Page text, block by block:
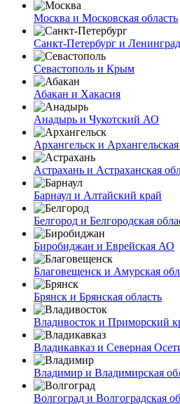
Москва и Московская область
Санкт-Петербург и
Севастополь и Крым
Абакан и Хакасия
Анадырь и Чукотский АО
Архангельск и Архангельская
Астрахань и Астраханская
Барнаул и Алтайский край
Белгород и Белгородская
Биробиджан и Еврейская АО
Благовещенск и Амурская
Брянск и Брянская область
Владивосток и Приморский
Владикавказ и Северная
Владимир и Владимирская
Волгоград и Волгоградская